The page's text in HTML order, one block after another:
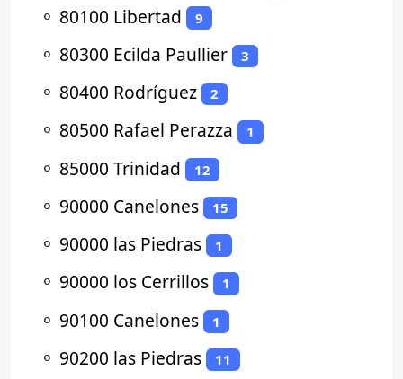
⚬ 80100 Libertad 9
⚬ 80300 Ecilda Paullier 3
⚬ 80400 Rodríguez 2
⚬ 80500 Rafael Perazza 1
⚬ 85000 Trinidad 12
⚬ 90000 Canelones 15
⚬ 90000 las Piedras 1
⚬ 90000 los Cerrillos 1
⚬ 90100 Canelones 1
⚬ 90200 las Piedras 11